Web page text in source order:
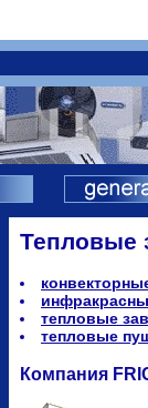
Тепловые
тепловые
тепловые
Компания